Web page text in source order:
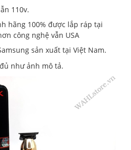
110v.
hãng 100% được lắp ráp tại
công nghệ vẫn USA
sản xuất tại Việt Nam.
như ảnh mô tả.